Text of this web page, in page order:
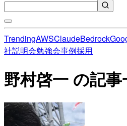
TrendingAWSClaudeBedrock
社説明会勉強会事例採用
野村啓一 の記事